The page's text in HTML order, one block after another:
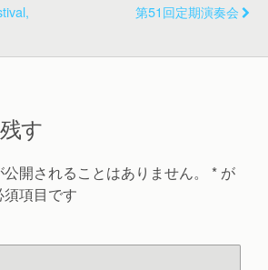
第51回定期演奏会
す
開されることはありません。 * が
項目です